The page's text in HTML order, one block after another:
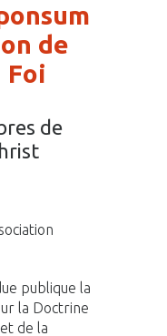
de
Foi
de
publique la
la Doctrine
de la